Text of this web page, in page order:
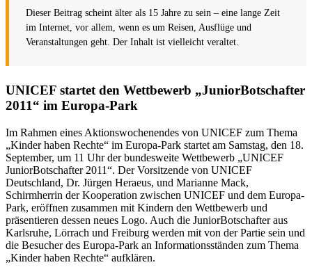
Dieser Beitrag scheint älter als 15 Jahre zu sein – eine lange Zeit
im Internet, vor allem, wenn es um Reisen, Ausflüge und
Veranstaltungen geht. Der Inhalt ist vielleicht veraltet.
UNICEF startet den Wettbewerb „JuniorBotschafter
2011“ im Europa-Park
Im Rahmen eines Aktionswochenendes von UNICEF zum Thema
„Kinder haben Rechte“ im Europa-Park startet am Samstag, den 18.
September, um 11 Uhr der bundesweite Wettbewerb „UNICEF
JuniorBotschafter 2011“. Der Vorsitzende von UNICEF
Deutschland, Dr. Jürgen Heraeus, und Marianne Mack,
Schirmherrin der Kooperation zwischen UNICEF und dem Europa-
Park, eröffnen zusammen mit Kindern den Wettbewerb und
präsentieren dessen neues Logo. Auch die JuniorBotschafter aus
Karlsruhe, Lörrach und Freiburg werden mit von der Partie sein und
die Besucher des Europa-Park an Informationsständen zum Thema
„Kinder haben Rechte“ aufklären.